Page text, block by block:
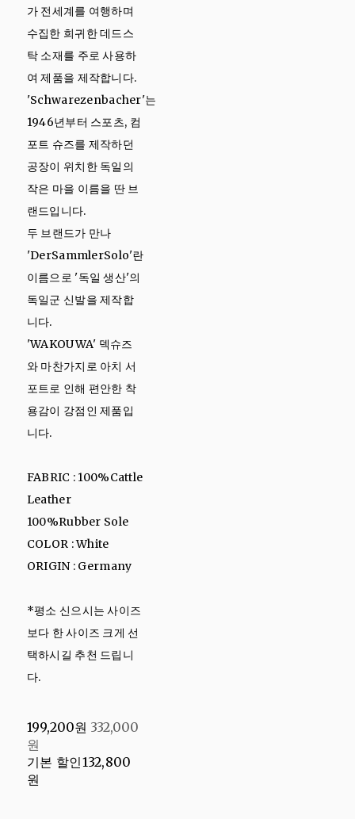
가 전세계를 여행하며
수집한 희귀한 데드스
탁 소재를 주로 사용하
여 제품을 제작합니다.
'Schwarezenbacher'는
1946년부터 스포츠, 컴
포트 슈즈를 제작하던
공장이 위치한 독일의
작은 마을 이름을 딴 브
랜드입니다.
두 브랜드가 만나
'DerSammlerSolo'란
이름으로 '독일 생산'의
독일군 신발을 제작합
니다.
'WAKOUWA' 덱슈즈
와 마찬가지로 아치 서
포트로 인해 편안한 착
용감이 강점인 제품입
니다.
FABRIC : 100%Cattle
Leather
100%Rubber Sole
COLOR : White
ORIGIN : Germany
*평소 신으시는 사이즈
보다 한 사이즈 크게 선
택하시길 추천 드립니
다.
199,200원 332,000
원
기본 할인132,800
원